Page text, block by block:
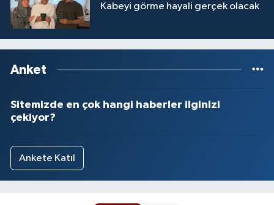
Kabeyi görme hayali gerçek olacak
Anket
Sitemizde en çok hangi haberler ilginizi
çekiyor?
Ankete Katıl